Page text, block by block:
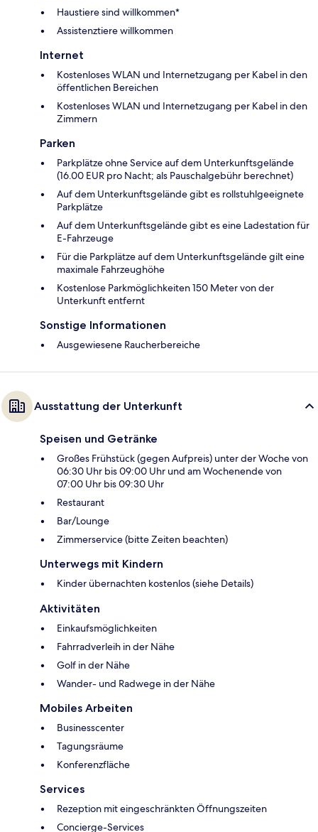
Haustiere sind willkommen*
Assistenztiere willkommen
Internet
Kostenloses WLAN und Internetzugang per Kabel in den
öffentlichen Bereichen
Kostenloses WLAN und Internetzugang per Kabel in den
Zimmern
Parken
Parkplätze ohne Service auf dem Unterkunftsgelände
(16.00 EUR pro Nacht; als Pauschalgebühr berechnet)
Auf dem Unterkunftsgelände gibt es rollstuhlgeeignete
Parkplätze
Auf dem Unterkunftsgelände gibt es eine Ladestation für
E-Fahrzeuge
Für die Parkplätze auf dem Unterkunftsgelände gilt eine
maximale Fahrzeughöhe
Kostenlose Parkmöglichkeiten 150 Meter von der
Unterkunft entfernt
Sonstige Informationen
Ausgewiesene Raucherbereiche
Ausstattung der Unterkunft
Speisen und Getränke
Großes Frühstück (gegen Aufpreis) unter der Woche von
06:30 Uhr bis 09:00 Uhr und am Wochenende von
07:00 Uhr bis 09:30 Uhr
Restaurant
Bar/Lounge
Zimmerservice (bitte Zeiten beachten)
Unterwegs mit Kindern
Kinder übernachten kostenlos (siehe Details)
Aktivitäten
Einkaufsmöglichkeiten
Fahrradverleih in der Nähe
Golf in der Nähe
Wander- und Radwege in der Nähe
Mobiles Arbeiten
Businesscenter
Tagungsräume
Konferenzfläche
Services
Rezeption mit eingeschränkten Öffnungszeiten
Concierge-Services